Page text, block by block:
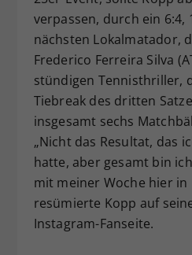
verpassen, durch ein 6:4,
nächsten Lokalmatador,
Frederico Ferreira Silva
stündigen Tennisthriller,
Tiebreak des dritten
insgesamt sechs
„Nicht das Resultat, das
hatte, aber gesamt bin
mit meiner Woche hier in
resümierte Kopp auf
Instagram-Fanseite.